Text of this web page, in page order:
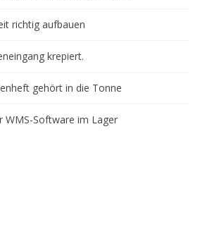
richtig aufbauen
krepiert.
gehört in die Tonne
WMS-Software im Lager